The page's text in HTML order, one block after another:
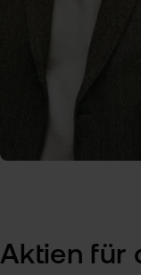
Aktien für